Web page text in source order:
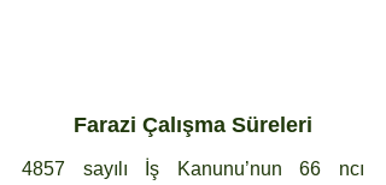
Farazi Çalışma Süreleri
4857 sayılı İş Kanunu’nun 66 ncı